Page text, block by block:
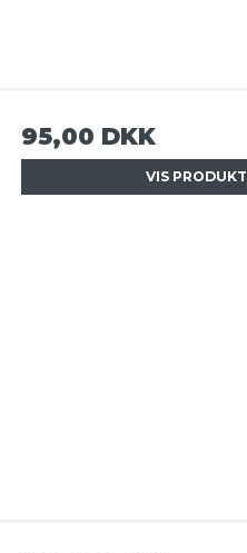
95,00 DKK
VIS PRODUKT